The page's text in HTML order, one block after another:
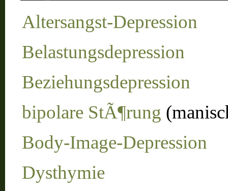
Altersangst-Depression
Belastungsdepression
Beziehungsdepression
bipolare StÃ¶rung
Body-Image-Depression
Dysthymie